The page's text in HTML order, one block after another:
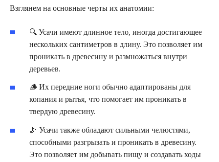
Взглянем на основные черты их анатомии:
🔍 Усачи имеют длинное тело, иногда достигающее
нескольких сантиметров в длину. Это позволяет им
проникать в древесину и размножаться внутри
деревьев.
🪵 Их передние ноги обычно адаптированы для
копания и рытья, что помогает им проникать в
твердую древесину.
🦵 Усачи также обладают сильными челюстями,
способными разгрызать и проникать в древесину.
Это позволяет им добывать пищу и создавать ходы